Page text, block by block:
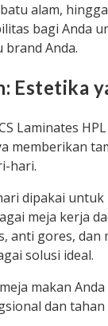
alam,
bagi Anda
Anda.
Estetika
Laminates
memberikan
hari.
dipakai
meja kerja
anti gores, dan
solusi ideal.
makan
dan tahan